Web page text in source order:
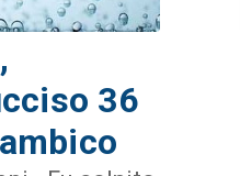
36